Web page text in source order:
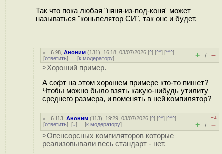
Так что пока любая "няня-из-под-коня" может
называться "коньпелятор СИ", так оно и будет.
6.98 ,Аноним (131), 16:18, 03/07/2026 [^] [^^] [^^^]
[ответить] [к модератору] + / –
>Хороший пример.
А софт на этом хорошем примере кто-то пишет?
Чтобы можно было взять какую-нибудь утилиту
среднего размера, и поменять в ней компилятор?
6.113 ,Аноним (113), 19:29, 03/07/2026 [^] [^^] [^^^]
[ответить] [↓] [к модератору]
–1
+ / –
>Опенсорсных компиляторов которые
реализовывали весь стандарт - нет.